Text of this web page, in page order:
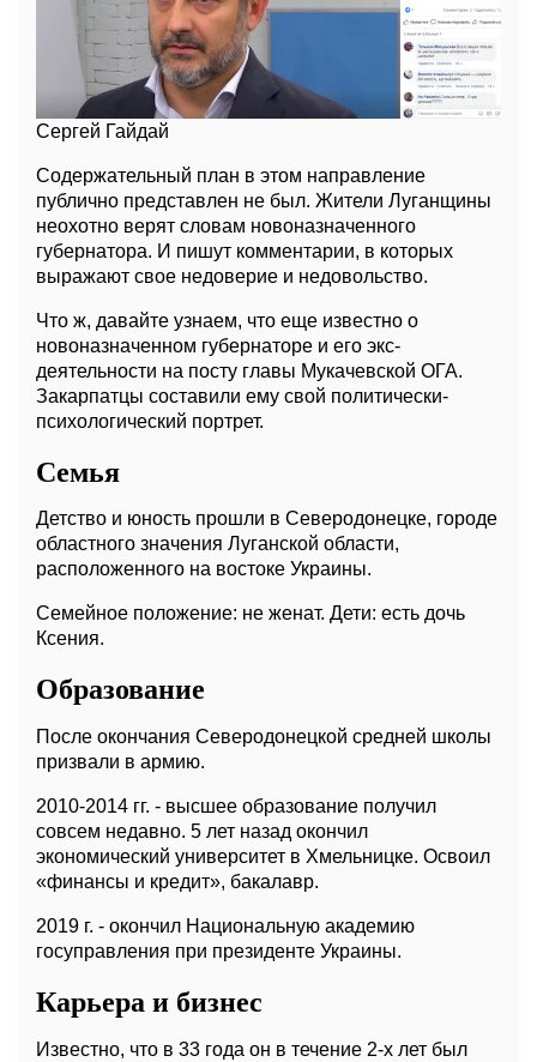
Сергей Гайдай
Содержательный план в этом направление
публично представлен не был. Жители Луганщины
неохотно верят словам новоназначенного
губернатора. И пишут комментарии, в которых
выражают свое недоверие и недовольство.
Что ж, давайте узнаем, что еще известно о
новоназначенном губернаторе и его экс-
деятельности на посту главы Мукачевской ОГА.
Закарпатцы составили ему свой политически-
психологический портрет.
Семья
Детство и юность прошли в Северодонецке, городе
областного значения Луганской области,
расположенного на востоке Украины.
Семейное положение: не женат. Дети: есть дочь
Ксения.
Образование
После окончания Северодонецкой средней школы
призвали в армию.
2010-2014 гг. - высшее образование получил
совсем недавно. 5 лет назад окончил
экономический университет в Хмельницке. Освоил
«финансы и кредит», бакалавр.
2019 г. - окончил Национальную академию
госуправления при президенте Украины.
Карьера и бизнес
Известно, что в 33 года он в течение 2-х лет был